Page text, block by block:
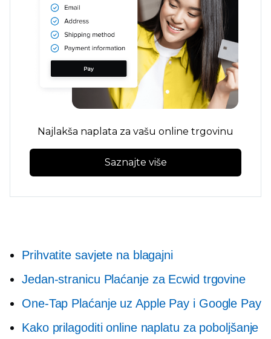
Najlakša naplata za vašu online trgovinu
Saznajte više
Prihvatite savjete na blagajni
Jedan-stranicu Plaćanje za Ecwid trgovine
One-Tap Plaćanje uz Apple Pay i Google Pay
Kako prilagoditi online naplatu za poboljšanje